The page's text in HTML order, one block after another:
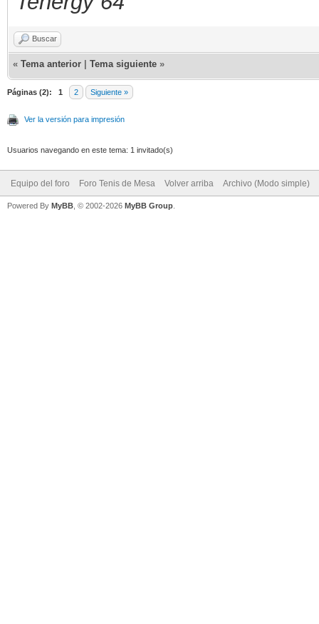
Buscar
« Tema anterior Tema siguiente »
Páginas (2): 1 2 Siguiente »
Ver la versión para impresión
Usuarios navegando en este tema: 1 invitado(s)
Equipo del foro Foro Tenis de Mesa Volver arriba Archivo (Modo simple)
Powered By MyBB , © 2002-2026 MyBB Group